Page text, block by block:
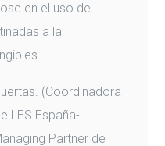
en el uso de
a la
(Coordinadora
LES España-
Partner de